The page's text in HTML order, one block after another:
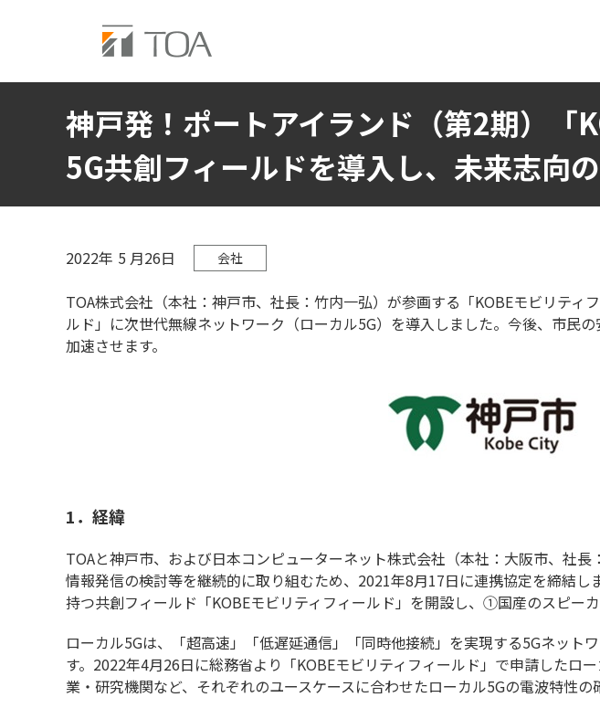
神戸発！ポートアイランド（第2期）「
5G共創フィールドを導入し、未来志向
2022年 5 月26日 会社
TOA株式会社（本社：神戸市、社長：竹内一弘）が参画する「KOBEモビリテ
ルド」に次世代無線ネットワーク（ローカル5G）を導入しました。今後、市民
加速させます。
1．経緯
TOAと神戸市、および日本コンピューターネット株式会社（本社：大阪市、社
情報発信の検討等を継続的に取り組むため、2021年8月17日に連携協定を締結
持つ共創フィールド「KOBEモビリティフィールド」を開設し、①国産のスピー
ローカル5Gは、「超高速」「低遅延通信」「同時他接続」を実現する5Gネッ
す。2022年4月26日に総務省より「KOBEモビリティフィールド」で申請した
業・研究機関など、それぞれのユースケースに合わせたローカル5Gの電波特性